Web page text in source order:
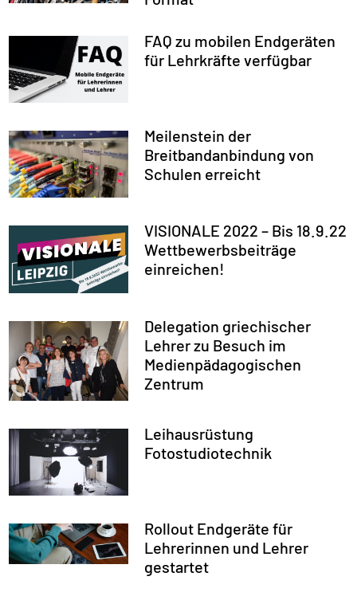
FAQ zu mobilen Endgeräten
für Lehrkräfte verfügbar
Meilenstein der
Breitbandanbindung von
Schulen erreicht
VISIONALE 2022 – Bis 18.9.22
Wettbewerbsbeiträge
einreichen!
Delegation griechischer
Lehrer zu Besuch im
Medienpädagogischen
Zentrum
Leihausrüstung
Fotostudiotechnik
Rollout Endgeräte für
Lehrerinnen und Lehrer
gestartet